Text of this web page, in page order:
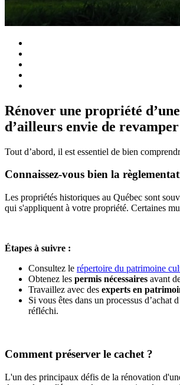
Rénover une propriété
d’ailleurs envie de
Tout d’abord, il est essentiel de bien
Connaissez-vous bien la
Les propriétés historiques au Québec sont
qui s'appliquent à votre propriété. Certaines
Étapes à suivre :
Consultez le répertoire du patrimoine
Obtenez les permis nécessaires avant
Travaillez avec des experts en
Si vous êtes dans un processus d’achat
réfléchi.
Comment préserver le cachet ?
L'un des principaux défis de la rénovation